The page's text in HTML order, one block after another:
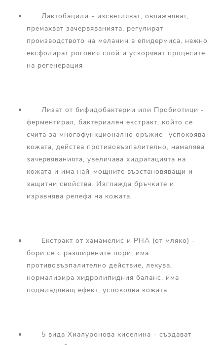
Лактобацили - изсветляват, овлажняват,
премахват зачервяванията, регулират
производството на меланин в епидермиса, нежно
ексфолират роговия слой и ускоряват процесите
на регенерация
Лизат от бифидобактерии или Пробиотици -
ферментирал, бактериален екстракт, който се
счита за многофункционално оръжие- успокоява
кожата, действа противовъзпалително, намалява
зачервяванията, увеличава хидратацията на
кожата и има най-мощните възстановяващи и
защитни свойства. Изглажда бръчките и
изравнява релефа на кожата.
Екстракт от хамамелис и PHA (от мляко) -
бори се с разширените пори, има
противовъзпалително действие, лекува,
нормализира хидролипидния баланс, има
подмладяващ ефект, успокоява кожата.
5 вида Хиалуронова киселина - създават